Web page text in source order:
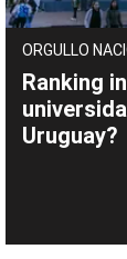
ORGULLO
Ranking
Uruguay?